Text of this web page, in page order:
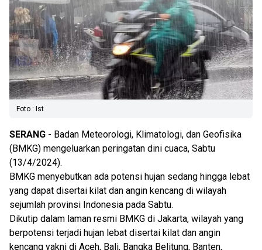
Foto : Ist
SERANG - Badan Meteorologi, Klimatologi, dan Geofisika
(BMKG) mengeluarkan peringatan dini cuaca, Sabtu
(13/4/2024).
BMKG menyebutkan ada potensi hujan sedang hingga lebat
yang dapat disertai kilat dan angin kencang di wilayah
sejumlah provinsi Indonesia pada Sabtu.
Dikutip dalam laman resmi BMKG di Jakarta, wilayah yang
berpotensi terjadi hujan lebat disertai kilat dan angin
kencang yakni di Aceh, Bali, Bangka Belitung, Banten,